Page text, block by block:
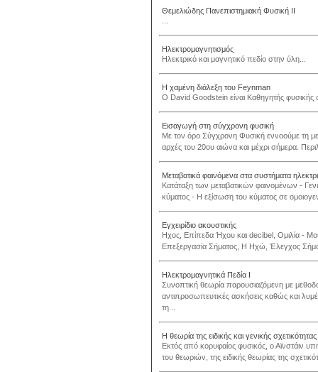
Θεμελιώδης Πανεπιστημιακή Φυσική ΙΙ
Ηλεκτρομαγνητισμός
Ηλεκτρικό και μαγνητικό πεδίο στην ύλη...
Η χαμένη διάλεξη του Feynman
Ο David Goodstein είναι Καθηγητής φυσικής
Εισαγωγή στη σύγχρονη φυσική
Με τον όρο Σύγχρονη Φυσική εννοούμε τη
αρχές του 20ου αιώνα και μέχρι σήμερα.
Μεταβατικά φαινόμενα στα συστήματα
Kατάταξη των μεταβατικών φαινομένων -
κύματος - H εξίσωση του κύματος σε
Εγχειρίδιο ακουστικής
Ηχος, Επίπεδα Ήχου και decibel, Oμιλία -
Επεξεργασία Σήματος, Η Ηχώ, Έλεγχος
Ηλεκτρομαγνητικά Πεδία Ι
Συνοπτική θεωρία παρουσιαζόμενη με
αντιπροσωπευτικές ασκήσεις καθώς και
τη...
Η θεωρία της ειδικής και γενικής
Εκτός από κορυφαίος φυσικός, ο Αϊνστάιν
του θεωριών, της ειδικής θεωρίας της